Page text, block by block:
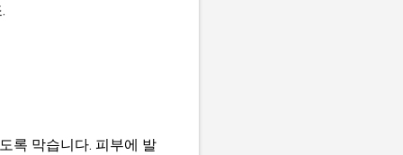
록 막습니다. 피부에 발